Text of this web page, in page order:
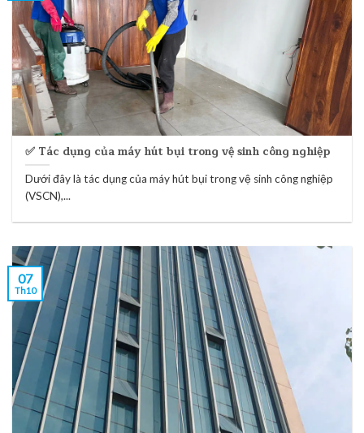
✅ Tác dụng của máy hút bụi trong vệ sinh công nghiệp
Dưới đây là tác dụng của máy hút bụi trong vệ sinh công nghiệp
(VSCN),...
07
Th10